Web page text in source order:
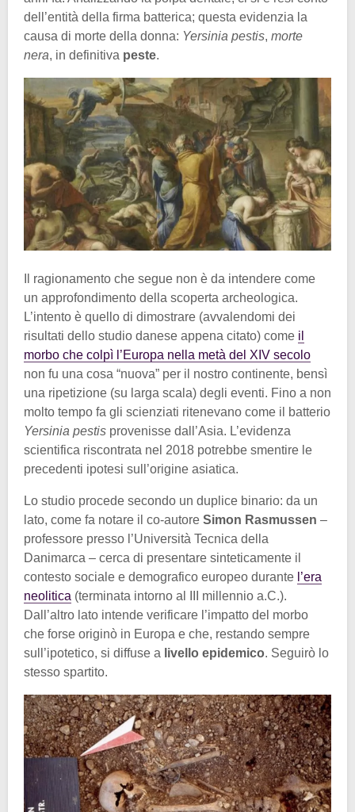
dell’entità della firma batterica; questa evidenzia la
causa di morte della donna: Yersinia pestis, morte
nera, in definitiva peste.
Il ragionamento che segue non è da intendere come
un approfondimento della scoperta archeologica.
L’intento è quello di dimostrare (avvalendomi dei
risultati dello studio danese appena citato) come il
morbo che colpì l’Europa nella metà del XIV secolo
non fu una cosa “nuova” per il nostro continente, bensì
una ripetizione (su larga scala) degli eventi. Fino a non
molto tempo fa gli scienziati ritenevano come il batterio
Yersinia pestis provenisse dall’Asia. L’evidenza
scientifica riscontrata nel 2018 potrebbe smentire le
precedenti ipotesi sull’origine asiatica.
Lo studio procede secondo un duplice binario: da un
lato, come fa notare il co-autore Simon Rasmussen –
professore presso l’Università Tecnica della
Danimarca – cerca di presentare sinteticamente il
contesto sociale e demografico europeo durante l’era
neolitica (terminata intorno al III millennio a.C.).
Dall’altro lato intende verificare l’impatto del morbo
che forse originò in Europa e che, restando sempre
sull’ipotetico, si diffuse a livello epidemico. Seguirò lo
stesso spartito.